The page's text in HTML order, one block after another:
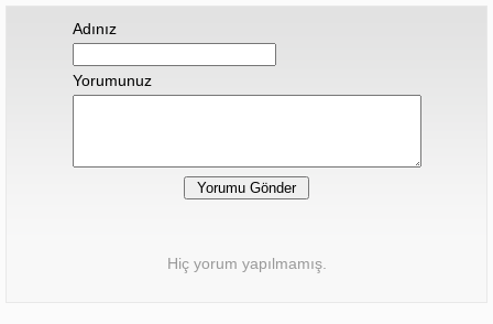
Adınız
Yorumunuz
Hiç yorum yapılmamış.